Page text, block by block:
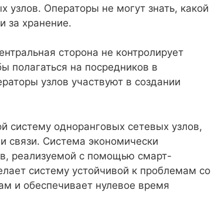
узлов. Операторы не могут знать, какой
за хранение.
сторона не контролирует
полагаться на посредников в
узлов участвуют в создании
систему одноранговых сетевых узлов,
связи. Система экономически
реализуемой с помощью смарт-
систему устойчивой к проблемам со
и обеспечивает нулевое время